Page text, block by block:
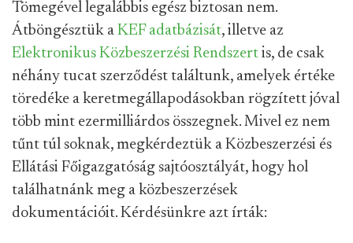
Tömegével legalábbis egész biztosan nem.
Átböngésztük a KEF adatbázisát, illetve az
Elektronikus Közbeszerzési Rendszert is, de csak
néhány tucat szerződést találtunk, amelyek értéke
töredéke a keretmegállapodásokban rögzített jóval
több mint ezermilliárdos összegnek. Mivel ez nem
tűnt túl soknak, megkérdeztük a Közbeszerzési és
Ellátási Főigazgatóság sajtóosztályát, hogy hol
találhatnánk meg a közbeszerzések
dokumentációit. Kérdésünkre azt írták: